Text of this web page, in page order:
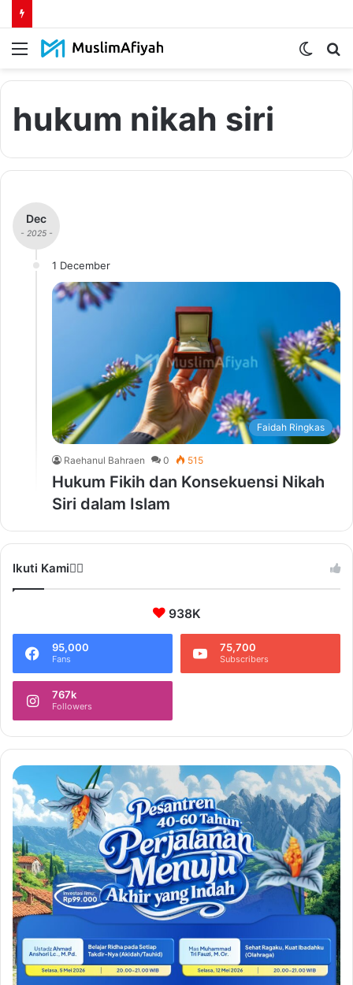
Menu
Switch
hukum nikah siri
Dec
- 2025 -
1 December
Faidah Ringkas
Raehanul Bahraen 0 515
Hukum Fikih dan Konsekuensi Nikah
Siri dalam Islam
Ikuti Kami❤️‍🔥
938K
95,000
Fans
75,700
Subscribers
767k
Followers